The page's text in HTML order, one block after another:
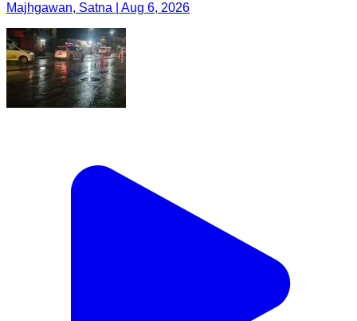
Majhgawan, Satna | Aug 6, 2026